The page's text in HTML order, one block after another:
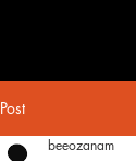
Post
beeozanam